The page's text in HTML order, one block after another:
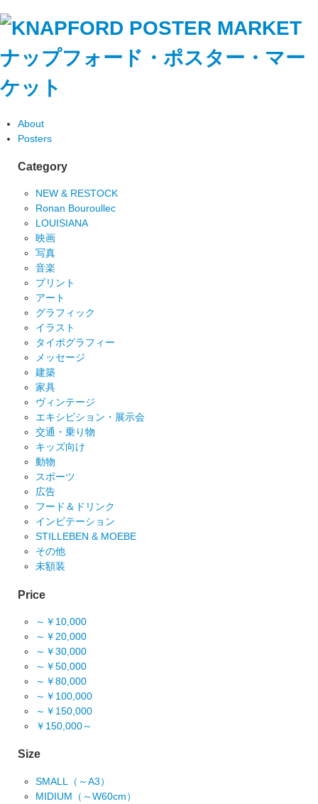
ナップフォード・ポスター・マー
ケット
About
Posters
Category
NEW & RESTOCK
Ronan Bouroullec
LOUISIANA
映画
写真
音楽
プリント
アート
グラフィック
イラスト
タイポグラフィー
メッセージ
建築
家具
ヴィンテージ
エキシビション・展示会
交通・乗り物
キッズ向け
動物
スポーツ
広告
フード＆ドリンク
インビテーション
STILLEBEN & MOEBE
その他
未額装
Price
～￥10,000
～￥20,000
～￥30,000
～￥50,000
～￥80,000
～￥100,000
～￥150,000
￥150,000～
Size
SMALL（～A3）
MIDIUM（～W60cm）